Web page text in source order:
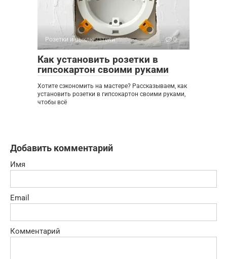
Розетки и выключатели 0
Как установить розетки в
гипсокартон своими руками
Хотите сэкономить на мастере? Рассказываем, как
установить розетки в гипсокартон своими руками,
чтобы всё
Добавить комментарий
Имя
Email
Комментарий